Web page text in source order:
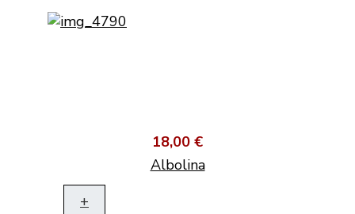
18,00 €
Albolina
+